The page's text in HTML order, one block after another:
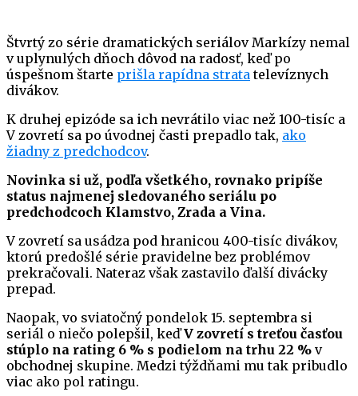
Štvrtý zo série dramatických seriálov Markízy nemal
v uplynulých dňoch dôvod na radosť, keď po
úspešnom štarte prišla rapídna stratatelevíznych
divákov.
K druhej epizóde sa ich nevrátilo viac než 100-tisíc a
V zovretí sa po úvodnej časti prepadlo tak, ako
žiadny z predchodcov.
Novinka si už, podľa všetkého, rovnako pripíše
status najmenej sledovaného seriálu po
predchodcoch Klamstvo, Zrada a Vina.
V zovretí sa usádza pod hranicou 400-tisíc divákov,
ktorú predošlé série pravidelne bez problémov
prekračovali. Nateraz však zastavilo ďalší divácky
prepad.
Naopak, vo sviatočný pondelok 15. septembra si
seriál o niečo polepšil, keďV zovretí s treťou časťou
stúplo na rating 6 % s podielom na trhu 22 % v
obchodnej skupine. Medzi týždňami mu tak pribudlo
viac ako pol ratingu.